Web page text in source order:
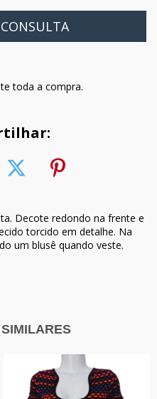
toda a compra.
Decote redondo na frente e
torcido em detalhe. Na
um blusê quando veste.